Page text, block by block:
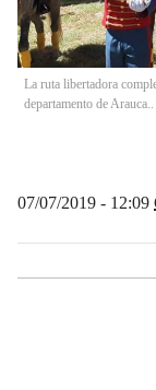
La ruta libertadora
departamento de
07/07/2019 - 12:09